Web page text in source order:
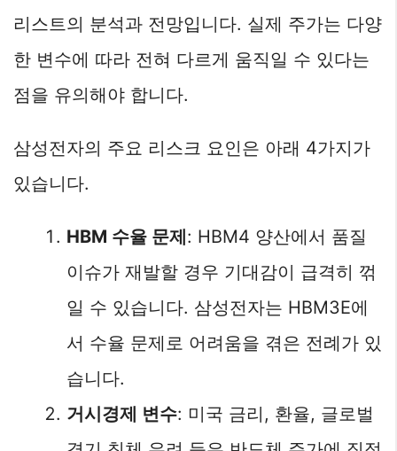
리스트의 분석과 전망입니다. 실제 주가는 다양
한 변수에 따라 전혀 다르게 움직일 수 있다는
점을 유의해야 합니다.
삼성전자의 주요 리스크 요인은 아래 4가지가
있습니다.
HBM 수율 문제: HBM4 양산에서 품질
이슈가 재발할 경우 기대감이 급격히 꺾
일 수 있습니다. 삼성전자는 HBM3E에
서 수율 문제로 어려움을 겪은 전례가 있
습니다.
거시경제 변수: 미국 금리, 환율, 글로벌